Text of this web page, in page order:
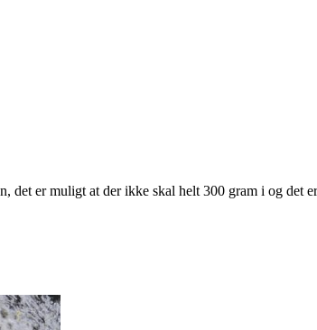
det er muligt at der ikke skal helt 300 gram i og